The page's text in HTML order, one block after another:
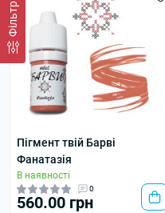
Фільтр
Пігмент твій Барві
Фанатазія
В наявності
0
560.00 грн